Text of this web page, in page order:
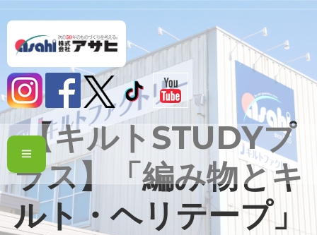
【キルトSTUDYプ
ラス】「編み物とキ
ルト・ヘリテープ」